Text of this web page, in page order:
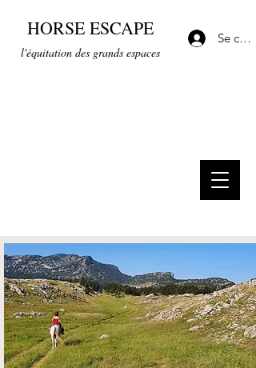
HORSE ESCAPE
l'équitation des grands espaces
Se